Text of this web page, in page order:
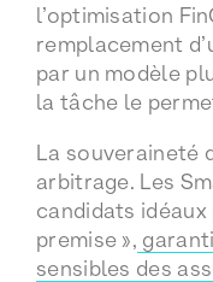
l’optimisation
remplacement
par un modèle
la tâche le
La souveraineté
arbitrage. Les
candidats
premise »,
sensibles des